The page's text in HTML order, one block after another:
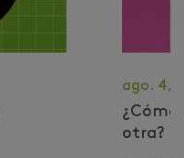
ago. 4,
​¿Cómo
otra?